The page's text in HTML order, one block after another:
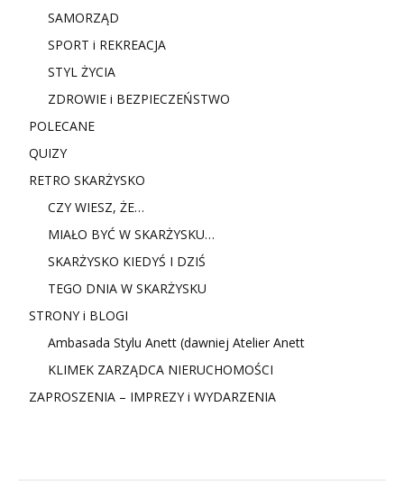
SAMORZĄD
SPORT i REKREACJA
STYL ŻYCIA
ZDROWIE i BEZPIECZEŃSTWO
POLECANE
QUIZY
RETRO SKARŻYSKO
CZY WIESZ, ŻE…
MIAŁO BYĆ W SKARŻYSKU…
SKARŻYSKO KIEDYŚ I DZIŚ
TEGO DNIA W SKARŻYSKU
STRONY i BLOGI
Ambasada Stylu Anett (dawniej Atelier Anett
KLIMEK ZARZĄDCA NIERUCHOMOŚCI
ZAPROSZENIA – IMPREZY i WYDARZENIA